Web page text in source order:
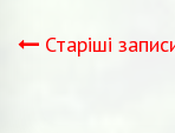
Старіші